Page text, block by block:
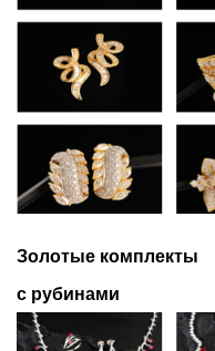
Золотые комплекты
с рубинами